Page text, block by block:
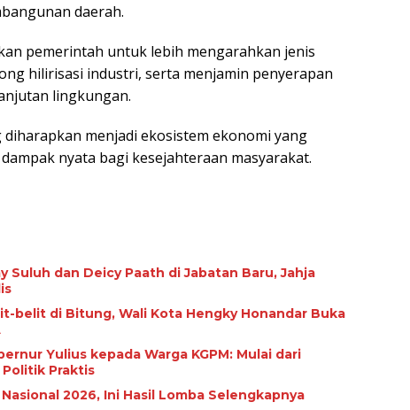
daerah.
pemerintah untuk lebih mengarahkan jenis
hilirisasi industri, serta menjamin penyerapan
lingkungan.
diharapkan menjadi ekosistem ekonomi yang
nyata bagi kesejahteraan masyarakat.
Suluh dan Deicy Paath di Jabatan Baru, Jahja
belit di Bitung, Wali Kota Hengky Honandar Buka
Yulius kepada Warga KGPM: Mulai dari
Praktis
2026, Ini Hasil Lomba Selengkapnya